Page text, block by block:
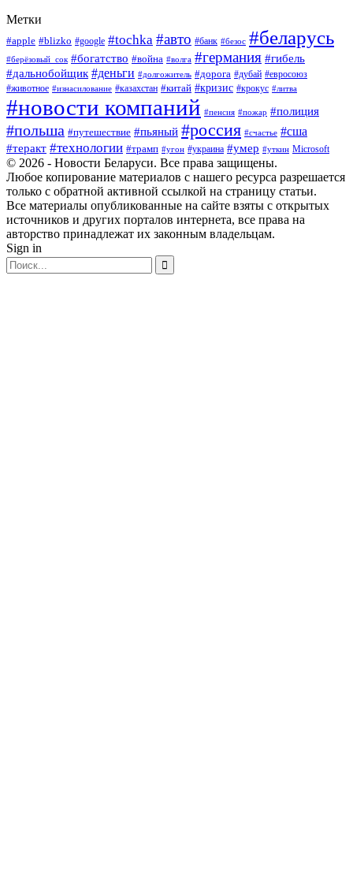
Метки
#apple #blizko #google #tochka #авто #банк #безос #беларусь
#берёзовый_сок #богатство #война #волга #германия #гибель
#дальнобойщик #деньги #долгожитель #дорога #дубай #евросоюз
#животное #изнасилование #казахстан #китай #кризис #крокус #литва
#новости компаний #пенсия #пожар #полиция
#польша #путешествие #пьяный #россия #счастье #сша
#теракт #технологии #трамп #угон #украина #умер #уткин Microsoft
© 2026 - Новости Беларуси. Все права защищены.
Любое копирование материалов с нашего ресурса разрешается
только с обратной активной ссылкой на страницу статьи.
Все материалы опубликованные на сайте взяты с открытых
источников и других порталов интернета, все права на
авторство принадлежат их законным владельцам.
Sign in